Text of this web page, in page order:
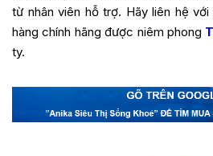
từ nhân viên hỗ trợ. Hãy liên hệ
hàng chính hãng được niêm phong
ty.